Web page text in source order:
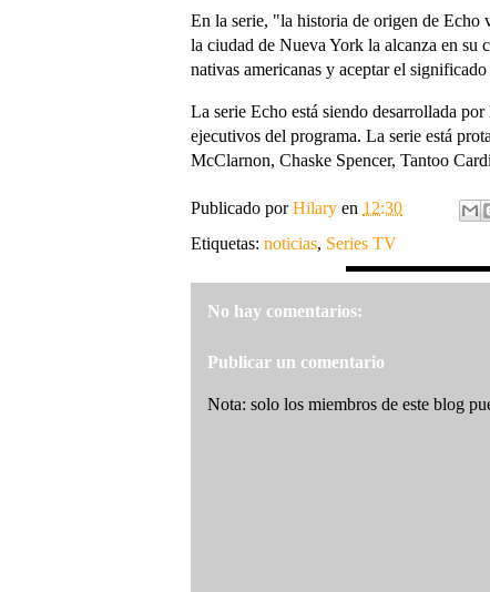
En la serie, "la historia de origen de Echo
la ciudad de Nueva York la alcanza en su
nativas americanas y aceptar el
La serie Echo está siendo desarrollada
ejecutivos del programa. La serie está
McClarnon, Chaske Spencer, Tantoo
Publicado porHilary en 12:30
Etiquetas: noticias, Series TV
No hay comentarios:
Publicar un comentario
Nota: solo los miembros de este blog